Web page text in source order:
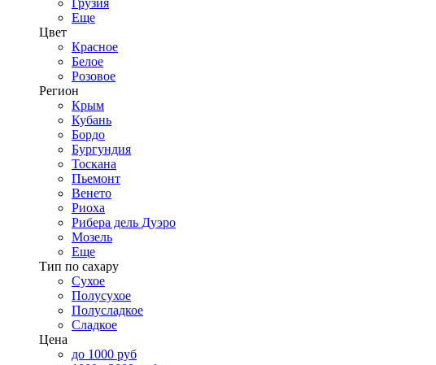
Грузия
Еще
Цвет
Красное
Белое
Розовое
Регион
Крым
Кубань
Бордо
Бургундия
Тоскана
Пьемонт
Венето
Риоха
Рибера дель Дуэро
Мозель
Еще
Тип по сахару
Сухое
Полусухое
Полусладкое
Сладкое
Цена
до 1000 руб